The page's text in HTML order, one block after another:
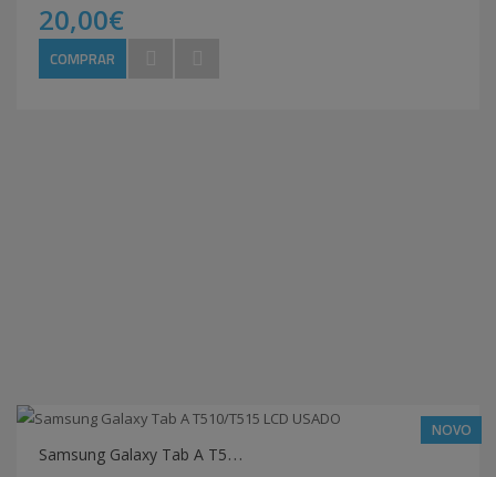
20,00€
COMPRAR
NOVO
S
amsung Galaxy Tab A T510/T515 LCD USADO